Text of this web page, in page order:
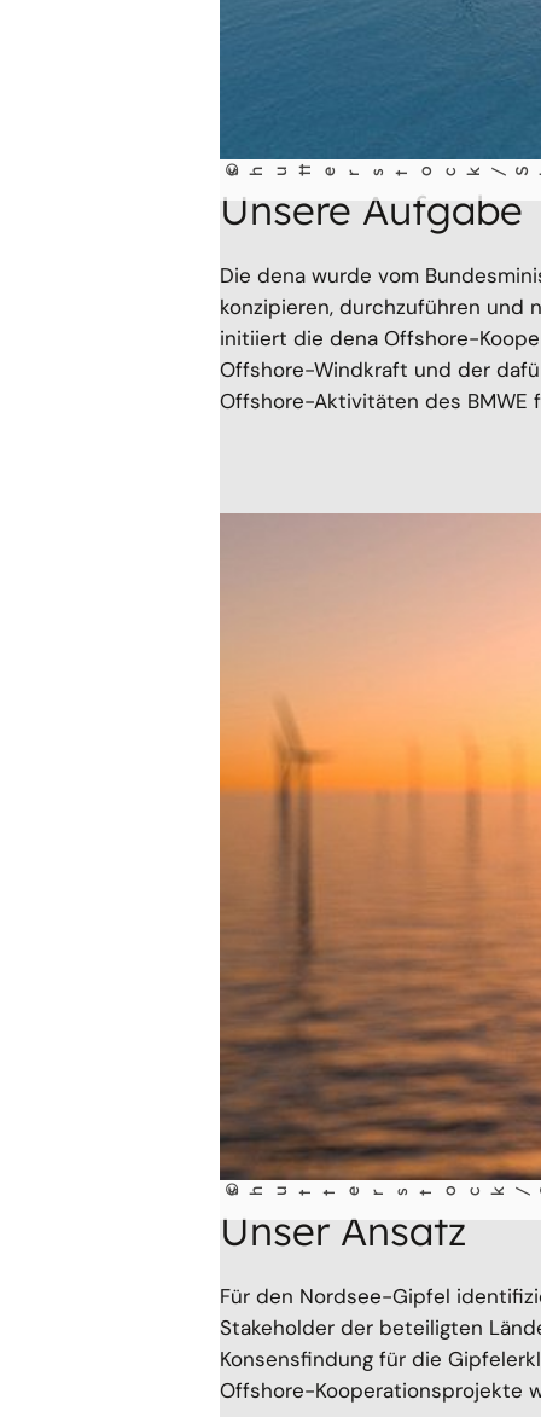
©
shu
t
terst
ock/Shu
t
ter
Des i
Unsere Aufgabe
Die dena wurde vom
konzipieren, durchzuführen und
initiiert die dena Offshore-
Offshore-Windkraft und der
Offshore-Aktivitäten des BMWE
©
shu
tt
erst
ock/S
t
ud i
Unser Ansatz
Für den Nordsee-Gipfel
Stakeholder der beteiligten
Konsensfindung für die
Offshore-Kooperationsprojekte